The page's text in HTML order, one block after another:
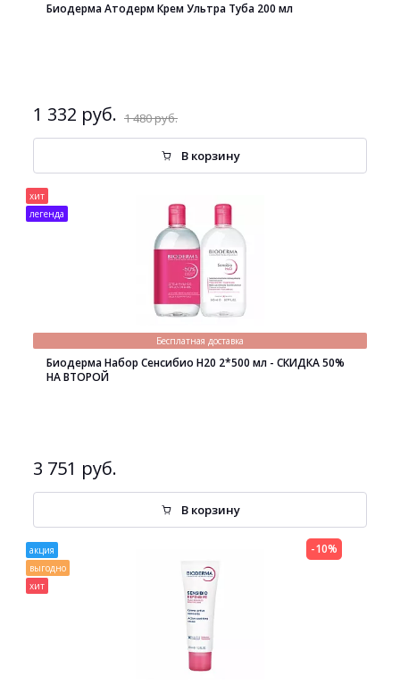
Биодерма Атодерм Крем Ультра Туба 200 мл
1 332 руб. 1 480 руб.
В корзину
хит
легенда
Бесплатная доставка
Биодерма Набор Сенсибио H20 2*500 мл - СКИДКА 50%
НА ВТОРОЙ
3 751 руб.
В корзину
акция
выгодно
хит
-10%